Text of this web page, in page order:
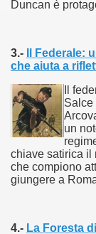
Duncan è
3.-
Il Federale:
che aiuta a
Il
Salce
un
chiave satirica il
che compiono
giungere a
4.- La Foresta
lingue, le
di Jeffery
atipico, un
psicopatico
Se Ti